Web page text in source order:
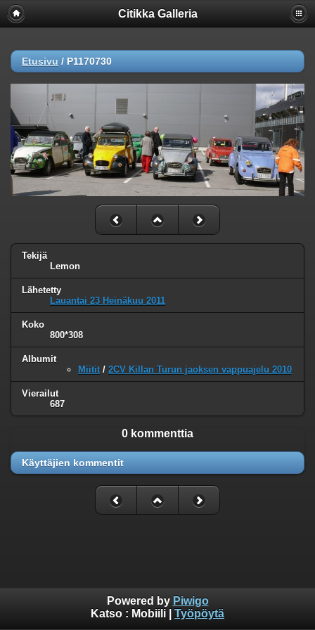
Citikka Galleria
Etusivu / P1170730
Tekijä
Lemon
Lähetetty
Lauantai 23 Heinäkuu 2011
Koko
800*308
Albumit
Miitit / 2CV Killan Turun jaoksen vappuajelu 2010
Vierailut
687
0 kommenttia
Käyttäjien kommentit
Powered by Piwigo
Katso : Mobiili Työpöytä